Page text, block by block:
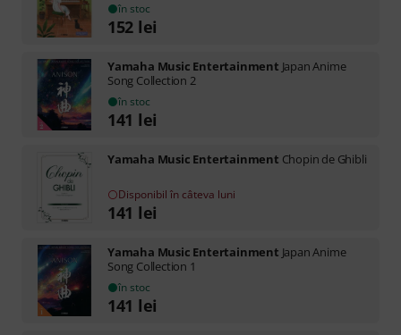
în stoc
152 lei
Yamaha Music Entertainment Japan Anime
Song Collection 2
în stoc
141 lei
Yamaha Music Entertainment Chopin de Ghibli
Disponibil în câteva luni
141 lei
Yamaha Music Entertainment Japan Anime
Song Collection 1
în stoc
141 lei